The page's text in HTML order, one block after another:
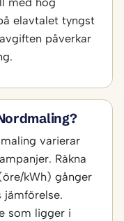
elavtalet tyngst
påverkar
varierar
Räkna
kWh) gånger
som ligger i